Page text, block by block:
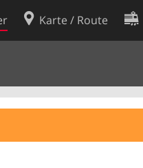
Karte / Route